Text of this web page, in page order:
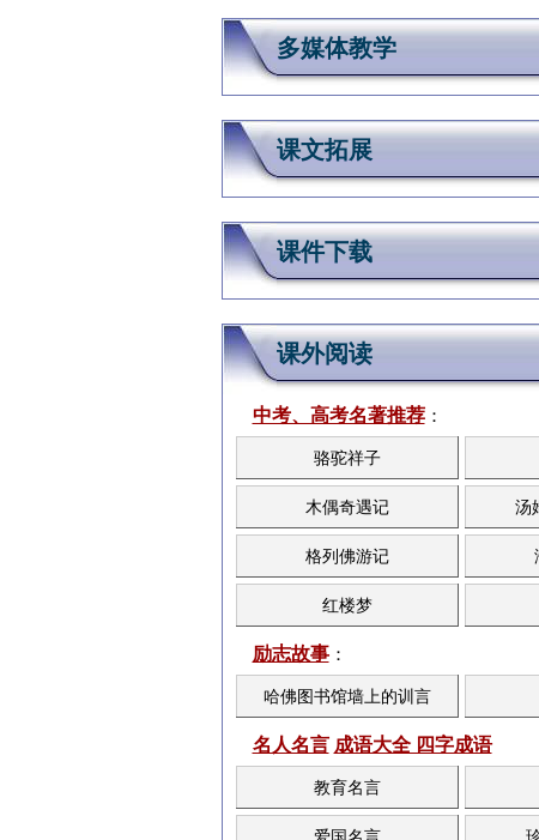
多媒体教学
课文拓展
课件下载
课外阅读
中考、高考名著推荐：
骆驼祥子
木偶奇遇记 汤
格列佛游记
红楼梦
励志故事：
哈佛图书馆墙上的训言
名人名言 成语大全 四字成语
教育名言